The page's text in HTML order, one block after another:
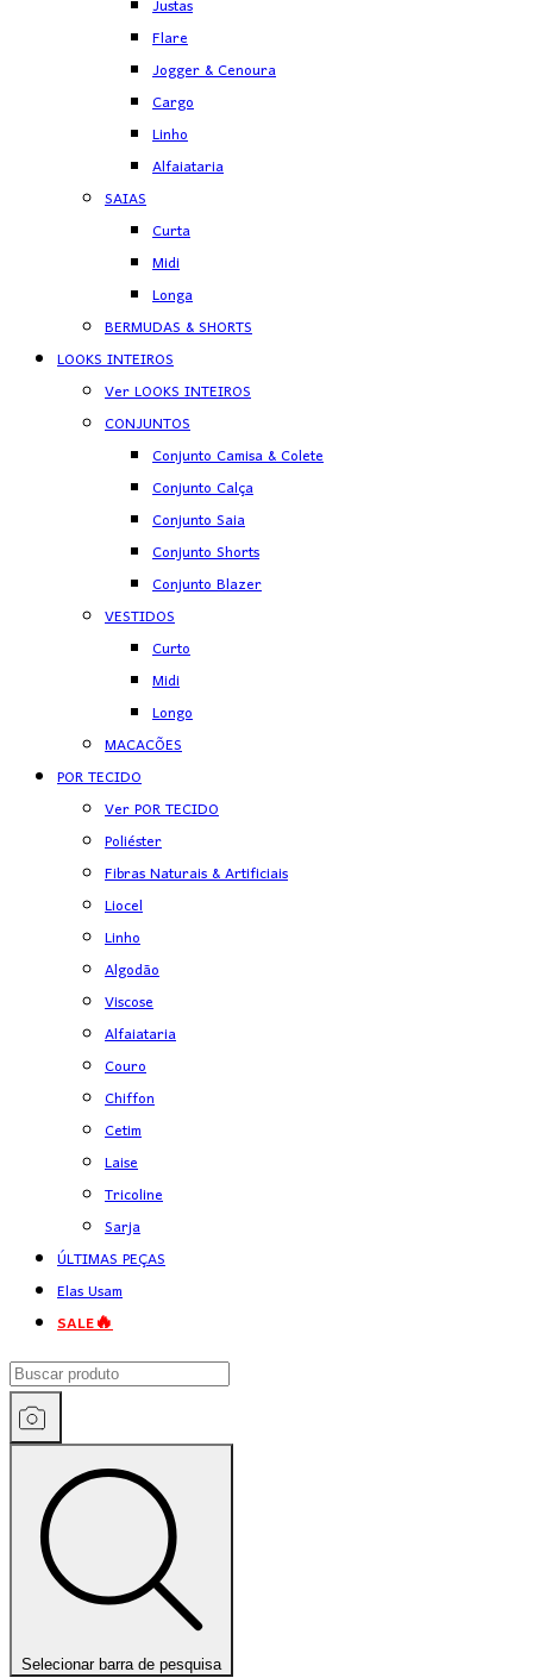
Justas
Flare
Jogger & Cenoura
Cargo
Linho
Alfaiataria
SAIAS
Curta
Midi
Longa
BERMUDAS & SHORTS
LOOKS INTEIROS
Ver LOOKS INTEIROS
CONJUNTOS
Conjunto Camisa & Colete
Conjunto Calça
Conjunto Saia
Conjunto Shorts
Conjunto Blazer
VESTIDOS
Curto
Midi
Longo
MACACÕES
POR TECIDO
Ver POR TECIDO
Poliéster
Fibras Naturais & Artificiais
Liocel
Linho
Algodão
Viscose
Alfaiataria
Couro
Chiffon
Cetim
Laise
Tricoline
Sarja
ÚLTIMAS PEÇAS
Elas Usam
SALE🔥
Selecionar barra de pesquisa